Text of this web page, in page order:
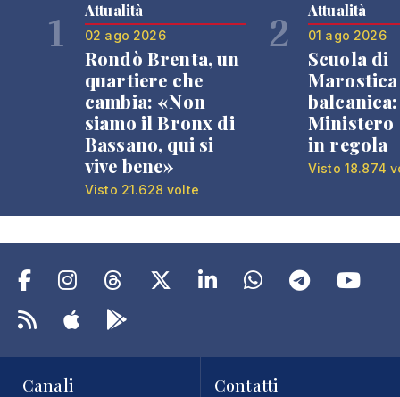
1 Attualità
02 ago 2026
Rondò Brenta, un
quartiere che
cambia: «Non
siamo il Bronx di
Bassano, qui si
vive bene»
Visto 21.628 volte
2 Attualità
01 ago 2026
Scuola di
Ministero
in regola
Visto 18.874
Canali Contatti